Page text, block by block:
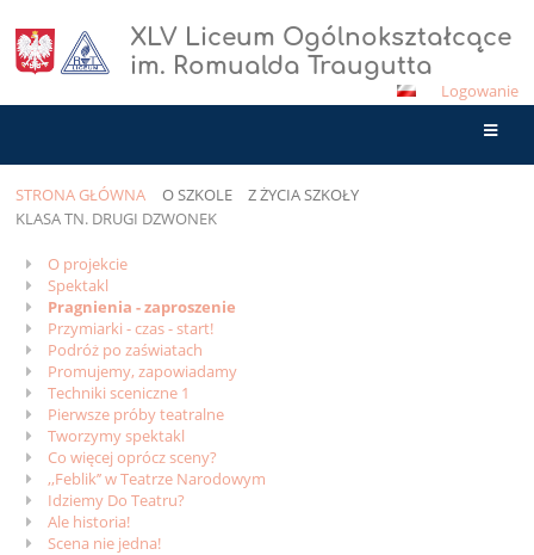
XLV Liceum Ogólnokształcące
im. Romualda Traugutta
Logowanie
STRONA GŁÓWNA O SZKOLE
Z ŻYCIA SZKOŁY
KLASA TN. DRUGI DZWONEK
Klasa
TN.
Drugi
Dzwonek
O projekcie
Spektakl
Pragnienia - zaproszenie
Przymiarki - czas - start!
Podróż po zaświatach
Promujemy, zapowiadamy
Techniki sceniczne 1
Pierwsze próby teatralne
Tworzymy spektakl
Co więcej oprócz sceny?
,,Feblik’’ w Teatrze Narodowym
Idziemy Do Teatru?
Ale historia!
Scena nie jedna!